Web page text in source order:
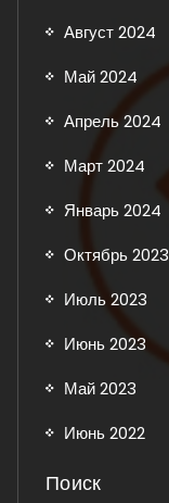
Август 2024
Май 2024
Апрель 2024
Март 2024
Январь 2024
Октябрь 2023
Июль 2023
Июнь 2023
Май 2023
Июнь 2022
Поиск